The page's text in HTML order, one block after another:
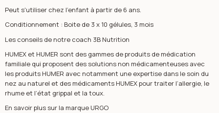
Peut s'utiliser chez l'enfant à partir de 6 ans.
Conditionnement : Boite de 3 x 10 gélules, 3 mois
Les conseils de notre coach 3B Nutrition
HUMEX et HUMER sont des gammes de produits de médication
familiale qui proposent des solutions non médicamenteuses avec
les produits HUMER avec notamment une expertise dans le soin du
nez au naturel et des médicaments HUMEX pour traiter l’allergie, le
rhume et l’état grippal et la toux.
En savoir plus sur la marque URGO